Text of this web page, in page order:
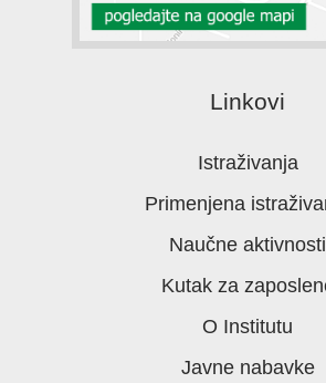
Linkovi
Istraživanja
Primenjena
Naučne aktivnosti
Kutak za
O Institutu
Javne nabavke